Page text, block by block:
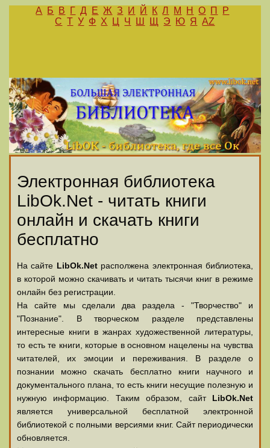
А Б В Г Д Е Ж З И Й К Л М Н О П
Р
С Т У Ф Х Ц Ч Ш Щ Э Ю Я AZ
Электронная библиотека
LibOk.Net - читать книги
онлайн и скачать книги
бесплатно
На сайте LibOk.Netрасполжена электронная библиотека,
в которой можно скачивать и читать тысячи книг в режиме
онлайн без регистрации.
На сайте мы сделали два раздела - "Творчество" и
"Познание". В творческом разделе представлены
интересные книги в жанрах художественной литературы,
то есть те книги, которые в основном нацелены на чувства
читателей, их эмоции и переживания. В разделе о
познании можно скачать бесплатно книги научного и
документального плана, то есть книги несущие полезную и
нужную информацию. Таким образом, сайт LibOk.Net
является универсальной бесплатной электронной
библиотекой с полными версиями книг. Сайт периодически
обновляется.